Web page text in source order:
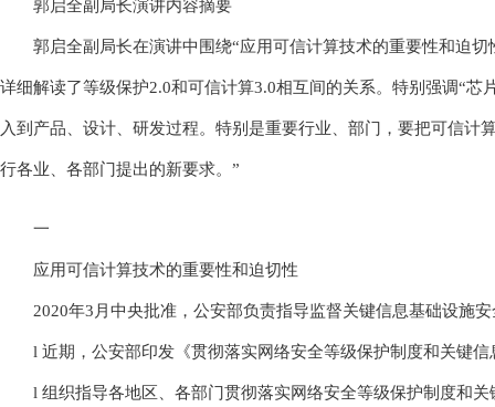
郭启全副局长演讲内容摘要
郭启全副局长在演讲中围绕“应用可信计算技术的重要性和迫
详细解读了等级保护2.0和可信计算3.0相互间的关系。特别强调“
入到产品、设计、研发过程。特别是重要行业、部门，要把可信
行各业、各部门提出的新要求。”
一
应用可信计算技术的重要性和迫切性
2020年3月中央批准，公安部负责指导监督关键信息基础设施
l 近期，公安部印发《贯彻落实网络安全等级保护制度和关键
l 组织指导各地区、各部门贯彻落实网络安全等级保护制度和